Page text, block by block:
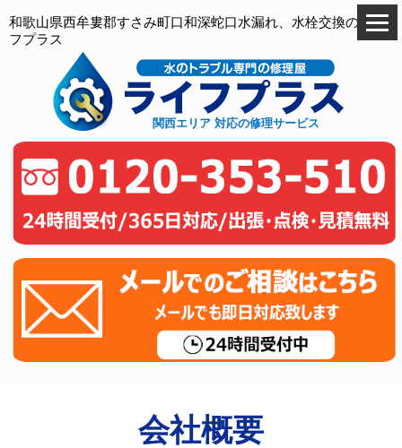
和歌山県西牟婁郡すさみ町口和深蛇口水漏れ、水栓交換のライ
フプラス
関西エリア 対応の修理サービス
会社概要